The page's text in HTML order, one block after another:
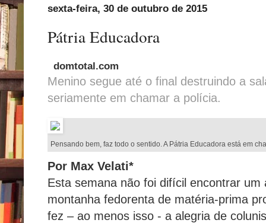
sexta-feira, 30 de outubro de 2015
Pátria Educadora
domtotal.com
Menino segue até o final destruindo a
seriamente em chamar a polícia.
Pensando bem, faz todo o sentido. A Pátria Educadora está em
Por Max Velati*
Esta semana não foi difícil encontrar um
montanha fedorenta de matéria-prima
fez – ao menos isso - a alegria de